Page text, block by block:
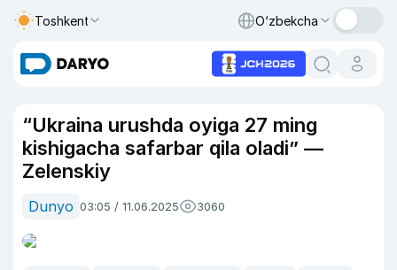
Toshkent O‘zbekcha
“Ukraina urushda oyiga 27 ming
kishigacha safarbar qila oladi” —
Zelenskiy
Dunyo 03:05 / 11.06.2025 3060